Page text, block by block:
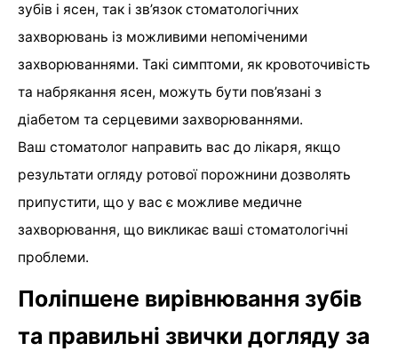
зубів і ясен, так і зв’язок стоматологічних
захворювань із можливими непоміченими
захворюваннями. Такі симптоми, як кровоточивість
та набрякання ясен, можуть бути пов’язані з
діабетом та серцевими захворюваннями.
Ваш стоматолог направить вас до лікаря, якщо
результати огляду ротової порожнини дозволять
припустити, що у вас є можливе медичне
захворювання, що викликає ваші стоматологічні
проблеми.
Поліпшене вирівнювання зубів
та правильні звички догляду за